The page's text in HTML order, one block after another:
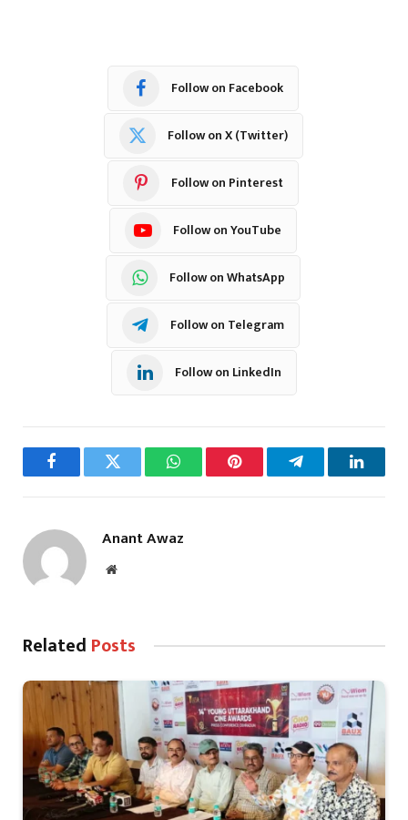
Follow on Facebook
Follow on X (Twitter)
Follow on Pinterest
Follow on YouTube
Follow on WhatsApp
Follow on Telegram
Follow on LinkedIn
FacebookTwitter WhatsAppPinterest Telegram
Anant Awaz
Website
Related Posts